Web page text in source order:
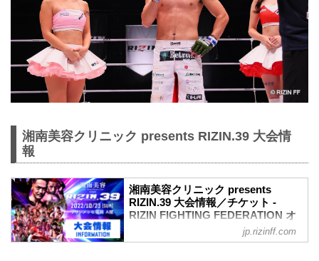
湘南美容クリニック presents RIZIN.39 大会情
報
湘南美容クリニック presents
RIZIN.39 大会情報／チケット -
RIZIN FIGHTING FEDERATION オ
jp.rizinff.com